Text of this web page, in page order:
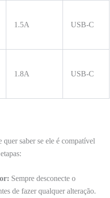
1.5A USB-C
1.8A USB-C
saber se ele é compatível
Sempre desconecte o
de fazer qualquer alteração.